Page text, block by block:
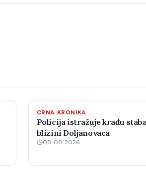
CRNA KRONIKA
Policija istražuje krađu
blizini Doljanovaca
08. 08. 2026.